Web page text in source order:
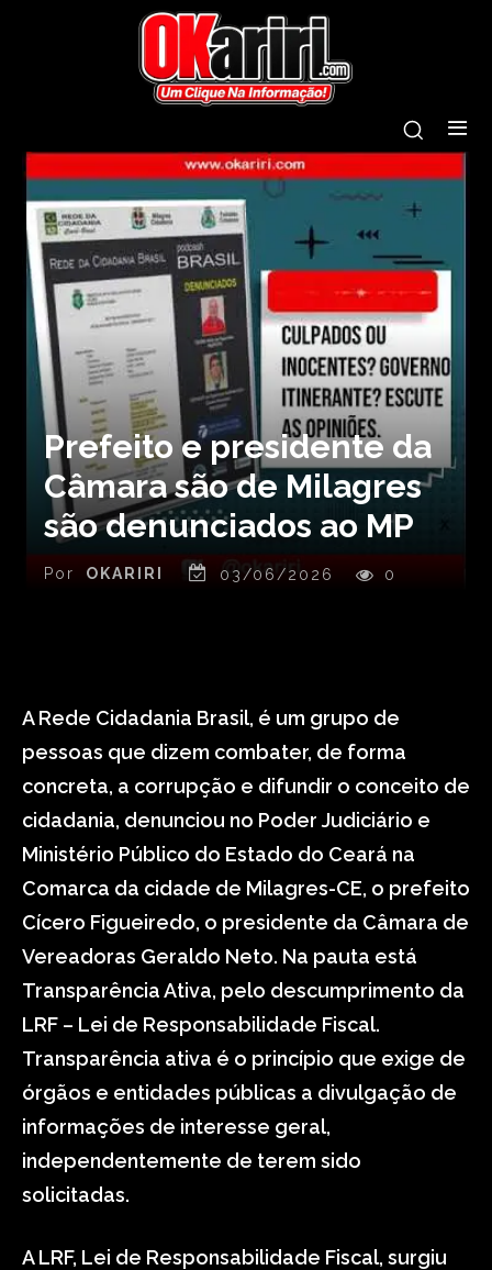
Prefeito e presidente da
Câmara são de Milagres
são denunciados ao MP
Por OKARIRI 03/06/2026 0
A Rede Cidadania Brasil, é um grupo de
pessoas que dizem combater, de forma
concreta, a corrupção e difundir o conceito de
cidadania, denunciou no Poder Judiciário e
Ministério Público do Estado do Ceará na
Comarca da cidade de Milagres-CE, o prefeito
Cícero Figueiredo, o presidente da Câmara de
Vereadoras Geraldo Neto. Na pauta está
Transparência Ativa, pelo descumprimento da
LRF – Lei de Responsabilidade Fiscal.
Transparência ativa é o princípio que exige de
órgãos e entidades públicas a divulgação de
informações de interesse geral,
independentemente de terem sido
solicitadas.
A LRF, Lei de Responsabilidade Fiscal, surgiu